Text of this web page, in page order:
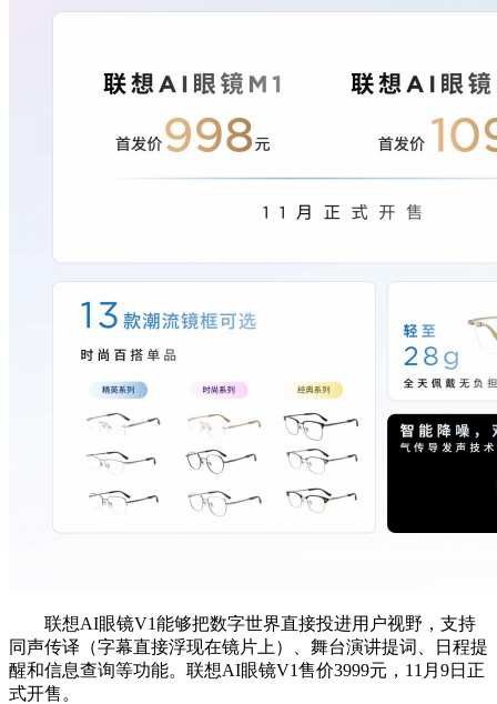
联想AI眼镜V1能够把数字世界直接投进用户视野，支持
同声传译（字幕直接浮现在镜片上）、舞台演讲提词、日程提
醒和信息查询等功能。联想AI眼镜V1售价3999元，11月9日正
式开售。